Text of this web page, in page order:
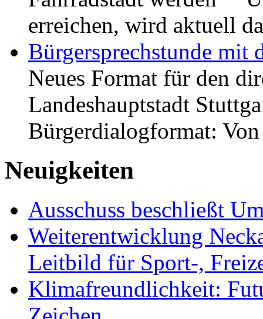
erreichen, wird aktuell
Bürgersprechstunde mit
Neues Format für den
Landeshauptstadt
Bürgerdialogformat:
Neuigkeiten
Ausschuss beschließt
Weiterentwicklung
Leitbild für Sport-,
Klimafreundlichkeit: